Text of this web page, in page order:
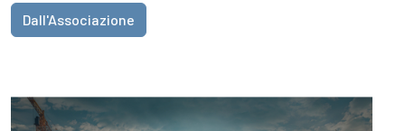
Dall'Associazione